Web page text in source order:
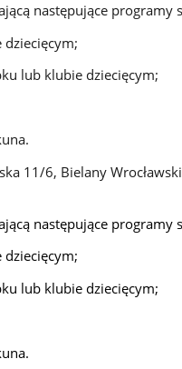
następujące programy
lub klubie dziecięcym;
11/6, Bielany
następujące programy
lub klubie dziecięcym;